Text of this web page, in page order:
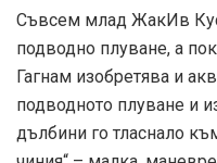
Съвсем млад Жак­Ив
подводно плуване, а
Гагнам изобретява и
подводното плуване и
дълбини го тласнало